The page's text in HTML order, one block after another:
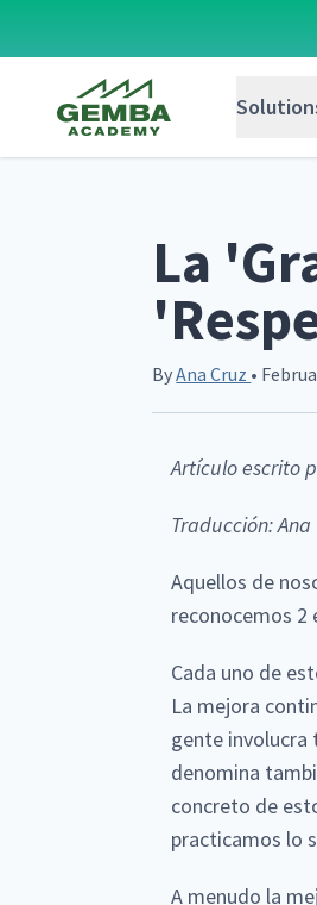
La
ByAna Cruz •
Artículo escrito
Traducción: Ana
Aquellos de
reconocemos 2
Cada uno de
La mejora
gente involucra
denomina
concreto de
practicamos lo
A menudo la